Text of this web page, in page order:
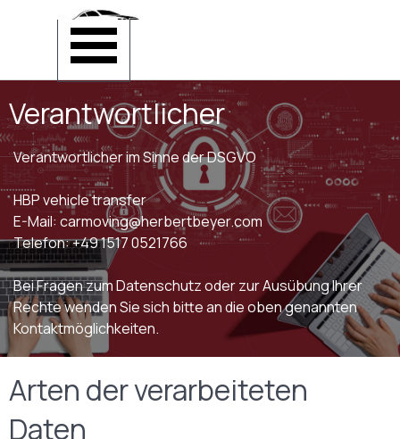
Direkt zum Seiteninhalt
Menü überspringen
Verantwortlicher
Verantwortlicher im Sinne der DSGVO
HBP vehicle transfer
E-Mail: carmoving@herbertbeyer.com
Telefon: +49 1517 0521766
Bei Fragen zum Datenschutz oder zur Ausübung Ihrer
Rechte wenden Sie sich bitte an die oben genannten
Kontaktmöglichkeiten.
Arten der verarbeiteten
Daten